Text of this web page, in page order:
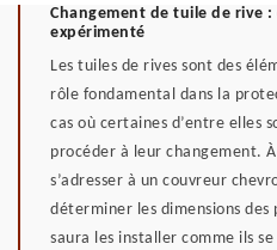
Changement de tuile de rive
expérimenté
Les tuiles de rives sont des
rôle fondamental dans la
cas où certaines d’entre elles
procéder à leur changement.
s’adresser à un couvreur
déterminer les dimensions des
saura les installer comme ils